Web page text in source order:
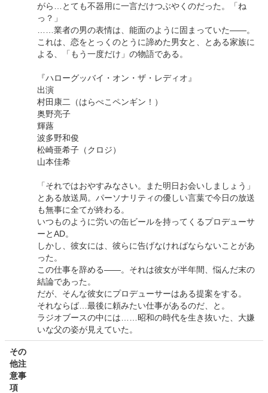
がら…とても不器用に一言だけつぶやくのだった。「ね
っ？」
……業者の男の表情は、能面のように固まっていた――。
これは、恋をとっくのとうに諦めた男女と、とある家族に
よる、「もう一度だけ」の物語である。
『ハローグッバイ・オン・ザ・レディオ』
出演
村田康二（はらぺこペンギン！）
奥野亮子
輝蕗
波多野和俊
松崎亜希子（クロジ）
山本佳希
「それではおやすみなさい。また明日お会いしましょう」
とある放送局。パーソナリティの優しい言葉で今日の放送
も無事に全てが終わる。
いつものように労いの缶ビールを持ってくるプロデューサ
ーとAD。
しかし、彼女には、彼らに告げなければならないことがあ
った。
この仕事を辞める――。それは彼女が半年間、悩んだ末の
結論であった。
だが、そんな彼女にプロデューサーはある提案をする。
それならば…最後に頼みたい仕事があるのだ、と。
ラジオブースの中には……昭和の時代を生き抜いた、大嫌
いな父の姿が見えていた。
その
他注
意事
項